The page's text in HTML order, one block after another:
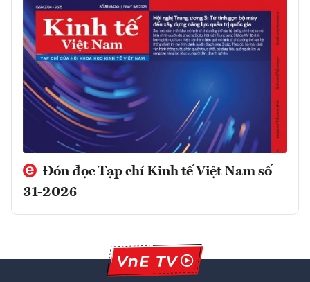
Đón đọc Tạp chí Kinh tế Việt Nam số
31-2026